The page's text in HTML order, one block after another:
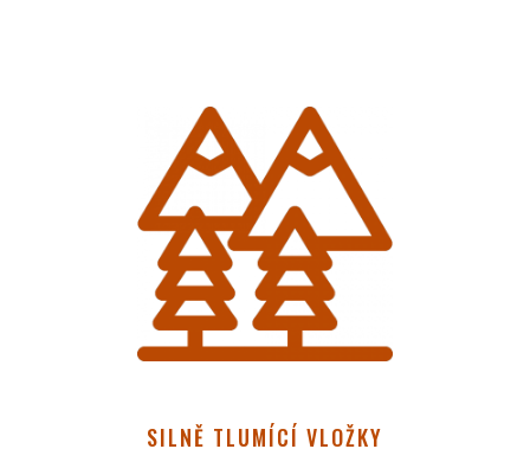
SILNĚ TLUMÍCÍ VLOŽKY